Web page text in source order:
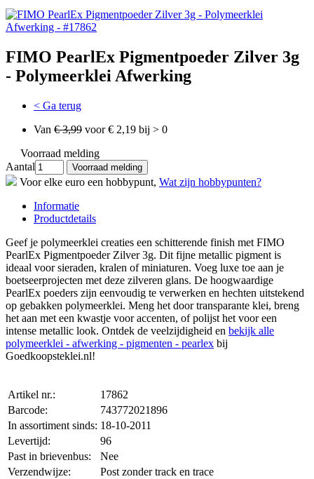
FIMO PearlEx Pigmentpoeder Zilver 3g
- Polymeerklei Afwerking
< Ga terug
Van € 3,99 voor € 2,19 bij > 0
Voorraad melding
Aantal
Voor elke euro een hobbypunt, Wat zijn hobbypunten?
Informatie
Productdetails
Geef je polymeerklei creaties een schitterende finish met FIMO
PearlEx Pigmentpoeder Zilver 3g. Dit fijne metallic pigment is
ideaal voor sieraden, kralen of miniaturen. Voeg luxe toe aan je
boetseerprojecten met deze zilveren glans. De hoogwaardige
PearlEx poeders zijn eenvoudig te verwerken en hechten uitstekend
op gebakken polymeerklei. Meng het door transparante klei, breng
het aan met een kwastje voor accenten, of polijst het voor een
intense metallic look. Ontdek de veelzijdigheid en bekijk alle
polymeerklei - afwerking - pigmenten - pearlex bij
Goedkoopsteklei.nl!
Artikel nr.:
17862
Barcode:
743772021896
In assortiment sinds: 18-10-2011
Levertijd:
96
Past in brievenbus:
Nee
Verzendwijze:
Post zonder track en trace